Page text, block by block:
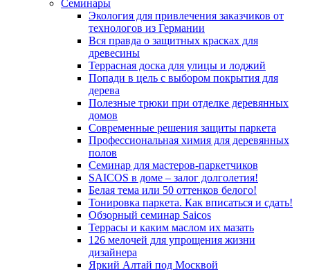
Семинары
Экология для привлечения заказчиков от
технологов из Германии
Вся правда о защитных красках для
древесины
Террасная доска для улицы и лоджий
Попади в цель с выбором покрытия для
дерева
Полезные трюки при отделке деревянных
домов
Современные решения защиты паркета
Профессиональная химия для деревянных
полов
Семинар для мастеров-паркетчиков
SAICOS в доме – залог долголетия!
Белая тема или 50 оттенков белого!
Тонировка паркета. Как вписаться и сдать!
Обзорный семинар Saicos
Террасы и каким маслом их мазать
126 мелочей для упрощения жизни
дизайнера
Яркий Алтай под Москвой